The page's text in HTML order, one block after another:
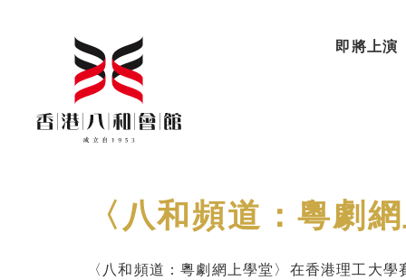
即將上演
〈八和頻道：粵劇
〈八和頻道：粵劇網上學堂〉在香港理工大